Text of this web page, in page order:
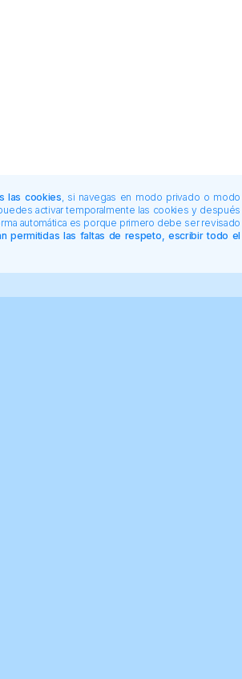
las cookies , si navegas en modo privado o modo
activar temporalmente las cookies y después
automática es porque primero debe ser revisado
permitidas las faltas de respeto, escribir todo el